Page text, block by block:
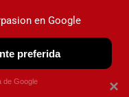
OBSERVATORIO
×
en Google
preferida
de Google